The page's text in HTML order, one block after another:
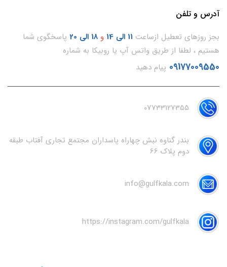
آدرس و تلفن
بجز روزهای تعطیل ازساعت 11 الی 14 و 18 الی 20
پاسخگوی شما
هستیم ، لطفا از طریق واتس آپ یا روبیکا به شماره
09177009550 پیام دهید
07733127355
بندر گناوه نبش چهاراه پاسداران مجتمع تجاری آفتاب طبقه
دوم پلاک 66
info@gulfkala.com
https://instagram.com/gulfkala